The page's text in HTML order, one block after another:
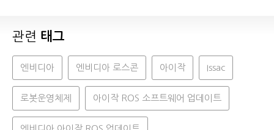
관련 태그
엔비디아 엔비디아 로스콘 아이작 Issac
로봇운영체제 아이작 ROS 소프트웨어 업데이트